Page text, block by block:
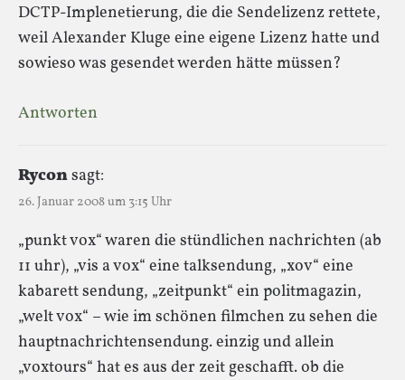
DCTP-Implenetierung, die die Sendelizenz rettete,
weil Alexander Kluge eine eigene Lizenz hatte und
sowieso was gesendet werden hätte müssen?
Antworten
Ryconsagt:
26. Januar 2008 um 3:15 Uhr
„punkt vox“ waren die stündlichen nachrichten (ab
11 uhr), „vis a vox“ eine talksendung, „xov“ eine
kabarett sendung, „zeitpunkt“ ein politmagazin,
„welt vox“ – wie im schönen filmchen zu sehen die
hauptnachrichtensendung. einzig und allein
„voxtours“ hat es aus der zeit geschafft. ob die